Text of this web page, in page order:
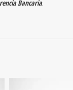
Bancaria.